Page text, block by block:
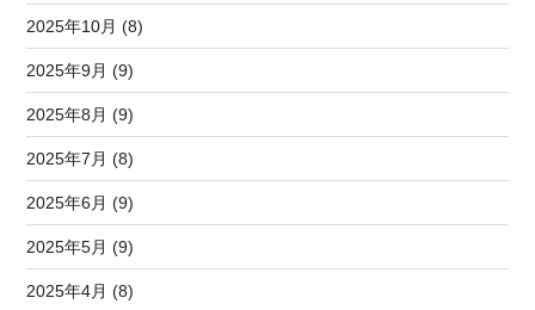
2025年10月 (8)
2025年9月 (9)
2025年8月 (9)
2025年7月 (8)
2025年6月 (9)
2025年5月 (9)
2025年4月 (8)